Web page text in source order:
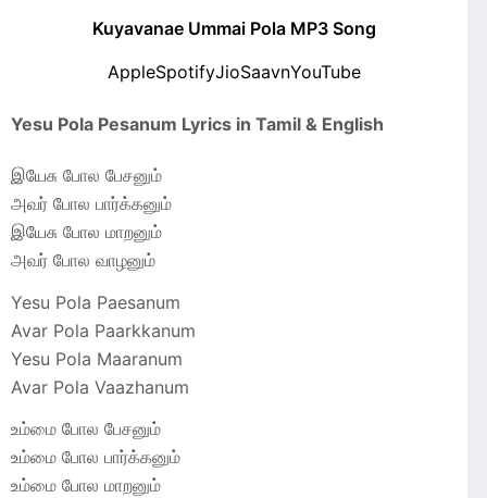
Kuyavanae Ummai Pola MP3 Song
AppleSpotifyJioSaavnYouTube
Yesu Pola Pesanum Lyrics in Tamil & English
இயேசு போல பேசனும்
அவர் போல பார்க்கனும்
இயேசு போல மாறனும்
அவர் போல வாழனும்
Yesu Pola Paesanum
Avar Pola Paarkkanum
Yesu Pola Maaranum
Avar Pola Vaazhanum
உம்மை போல பேசனும்
உம்மை போல பார்க்கனும்
உம்மை போல மாறனும்